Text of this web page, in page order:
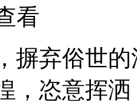
看
摒弃俗世
，恣意挥